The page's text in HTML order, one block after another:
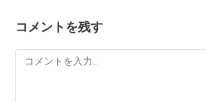
コメントを残す